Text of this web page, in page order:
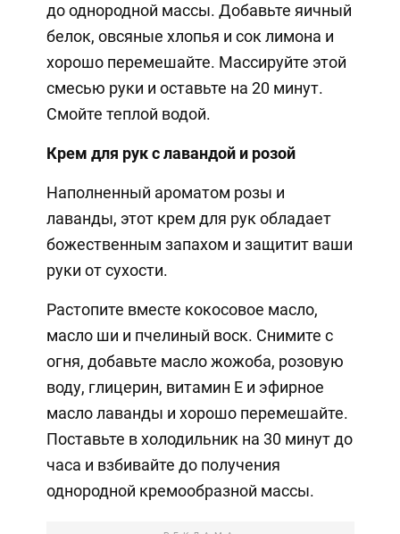
до однородной массы. Добавьте яичный
белок, овсяные хлопья и сок лимона и
хорошо перемешайте. Массируйте этой
смесью руки и оставьте на 20 минут.
Смойте теплой водой.
Крем для рук с лавандой и розой
Наполненный ароматом розы и
лаванды, этот крем для рук обладает
божественным запахом и защитит ваши
руки от сухости.
Растопите вместе кокосовое масло,
масло ши и пчелиный воск. Снимите с
огня, добавьте масло жожоба, розовую
воду, глицерин, витамин Е и эфирное
масло лаванды и хорошо перемешайте.
Поставьте в холодильник на 30 минут до
часа и взбивайте до получения
однородной кремообразной массы.